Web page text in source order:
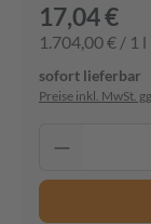
17,04 €
1.704,00 € / 1 l
sofort lieferbar
Preise inkl. MwSt.